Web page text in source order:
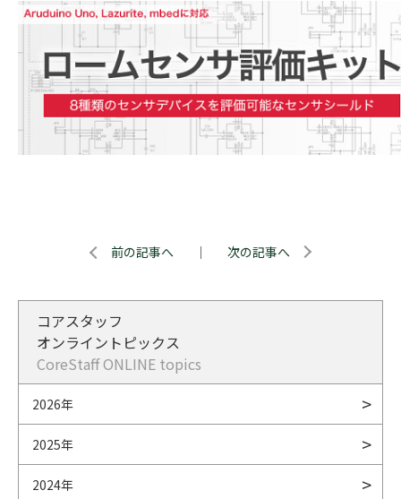
前の記事へ ｜ 次の記事へ
コアスタッフ
オンライントピックス
CoreStaff ONLINE topics
2026年
2025年
2024年